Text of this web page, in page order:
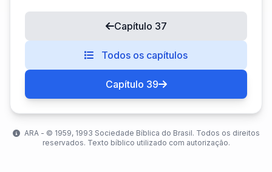
Capítulo 37
Todos os capítulos
Capítulo 39
ARA - ©️ 1959, 1993 Sociedade Bíblica do Brasil. Todos os direitos
reservados. Texto bíblico utilizado com autorização.